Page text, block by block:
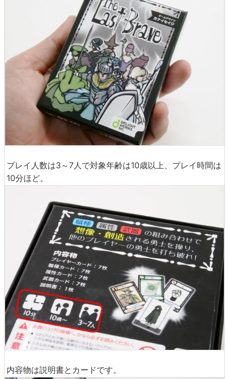
プレイ人数は3～7人で対象年齢は10歳以上、プレイ時間は
10分ほど。
内容物は説明書とカードです。